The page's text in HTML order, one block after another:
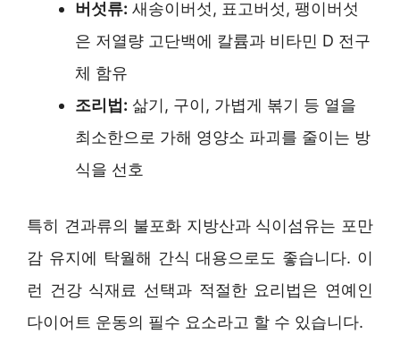
버섯류: 새송이버섯, 표고버섯, 팽이버섯
은 저열량 고단백에 칼륨과 비타민 D 전구
체 함유
조리법: 삶기, 구이, 가볍게 볶기 등 열을
최소한으로 가해 영양소 파괴를 줄이는 방
식을 선호
특히 견과류의 불포화 지방산과 식이섬유는 포만
감 유지에 탁월해 간식 대용으로도 좋습니다. 이
런 건강 식재료 선택과 적절한 요리법은 연예인
다이어트 운동의 필수 요소라고 할 수 있습니다.